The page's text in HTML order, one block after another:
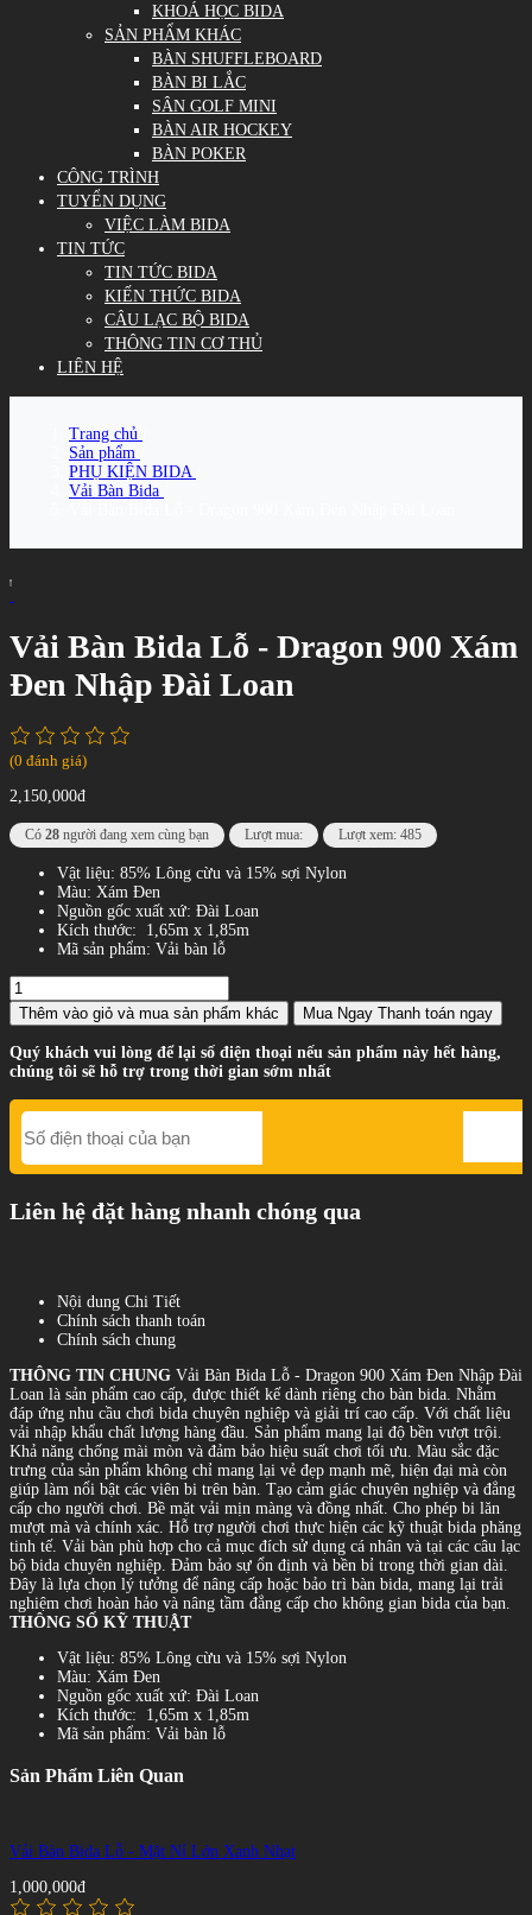
KHOÁ HỌC BIDA
SẢN PHẨM KHÁC
BÀN SHUFFLEBOARD
BÀN BI LẮC
SÂN GOLF MINI
BÀN AIR HOCKEY
BÀN POKER
CÔNG TRÌNH
TUYỂN DỤNG
VIỆC LÀM BIDA
TIN TỨC
TIN TỨC BIDA
KIẾN THỨC BIDA
CÂU LẠC BỘ BIDA
THÔNG TIN CƠ THỦ
LIÊN HỆ
Trang chủ
Sản phẩm
PHỤ KIỆN BIDA
Vải Bàn Bida
Vải Bàn Bida Lỗ - Dragon 900 Xám
Đen Nhập Đài Loan
(0 đánh giá)
2,150,000đ
Có 28 người đang xem cùng bạn Lượt mua: Lượt xem: 485
Vật liệu: 85% Lông cừu và 15% sợi Nylon
Màu: Xám Đen
Nguồn gốc xuất xứ: Đài Loan
Kích thước: 1,65m x 1,85m
Mã sản phẩm: Vải bàn lỗ
Thêm vào giỏ và mua sản phẩm khác Mua Ngay Thanh toán ngay
Quý khách vui lòng để lại số điện thoại nếu sản phẩm này hết hàng,
chúng tôi sẽ hỗ trợ trong thời gian sớm nhất
Liên hệ đặt hàng nhanh chóng qua
Nội dung Chi Tiết
Chính sách thanh toán
Chính sách chung
THÔNG TIN CHUNG Vải Bàn Bida Lỗ - Dragon 900 Xám Đen Nhập Đài
Loan là sản phẩm cao cấp, được thiết kế dành riêng cho bàn bida. Nhằm
đáp ứng nhu cầu chơi bida chuyên nghiệp và giải trí cao cấp. Với chất liệu
vải nhập khẩu chất lượng hàng đầu. Sản phẩm mang lại độ bền vượt trội.
Khả năng chống mài mòn và đảm bảo hiệu suất chơi tối ưu. Màu sắc đặc
trưng của sản phẩm không chỉ mang lại vẻ đẹp mạnh mẽ, hiện đại mà còn
giúp làm nổi bật các viên bi trên bàn. Tạo cảm giác chuyên nghiệp và đẳng
cấp cho người chơi. Bề mặt vải mịn màng và đồng nhất. Cho phép bi lăn
mượt mà và chính xác. Hỗ trợ người chơi thực hiện các kỹ thuật bida phăng
tinh tế. Vải bàn phù hợp cho cả mục đích sử dụng cá nhân và tại các câu lạc
bộ bida chuyên nghiệp. Đảm bảo sự ổn định và bền bỉ trong thời gian dài.
Đây là lựa chọn lý tưởng để nâng cấp hoặc bảo trì bàn bida, mang lại trải
nghiệm chơi hoàn hảo và nâng tầm đẳng cấp cho không gian bida của bạn.
THÔNG SỐ KỸ THUẬT
Vật liệu: 85% Lông cừu và 15% sợi Nylon
Màu: Xám Đen
Nguồn gốc xuất xứ: Đài Loan
Kích thước: 1,65m x 1,85m
Mã sản phẩm: Vải bàn lỗ
Sản Phẩm Liên Quan
Vải Bàn Bida Lỗ - Mặt Nỉ Lớn Xanh Nhạt
1,000,000đ